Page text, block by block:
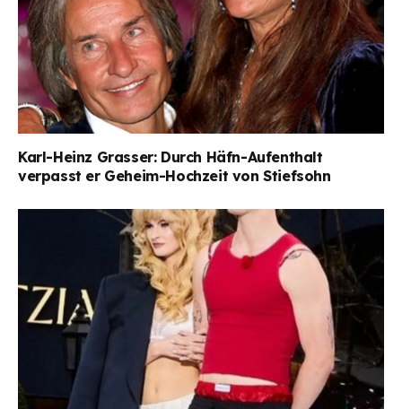
Karl-Heinz Grasser: Durch Häfn-Aufenthalt
verpasst er Geheim-Hochzeit von Stiefsohn